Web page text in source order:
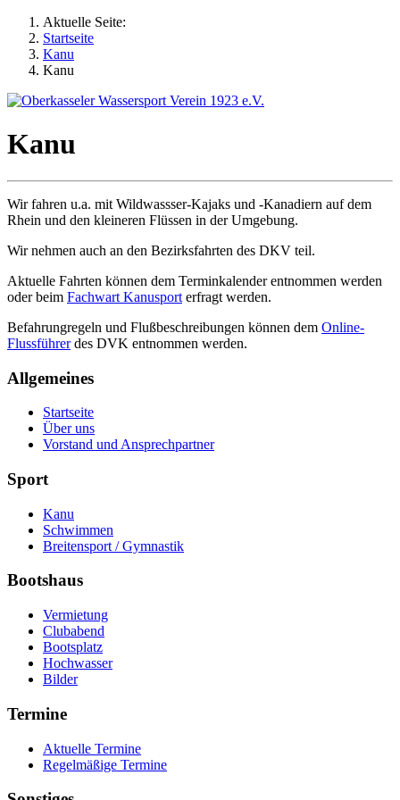
Aktuelle Seite:
Startseite
Kanu
Kanu
Kanu
Wir fahren u.a. mit Wildwassser-Kajaks und -Kanadiern auf dem
Rhein und den kleineren Flüssen in der Umgebung.
Wir nehmen auch an den Bezirksfahrten des DKV teil.
Aktuelle Fahrten können dem Terminkalender entnommen werden
oder beim Fachwart Kanusport erfragt werden.
Befahrungregeln und Flußbeschreibungen können dem Online-
Flussführerdes DVK entnommen werden.
Allgemeines
Startseite
Über uns
Vorstand und Ansprechpartner
Sport
Kanu
Schwimmen
Breitensport / Gymnastik
Bootshaus
Vermietung
Clubabend
Bootsplatz
Hochwasser
Bilder
Termine
Aktuelle Termine
Regelmäßige Termine